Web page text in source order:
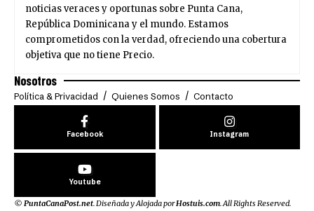
noticias veraces y oportunas sobre Punta Cana,
República Dominicana y el mundo. Estamos
comprometidos con la verdad, ofreciendo una cobertura
objetiva que no tiene Precio.
Nosotros
Política & Privacidad Quienes Somos Contacto
Facebook Instagram
Youtube
© PuntaCanaPost.net. Diseñada y Alojada porHostuis.com. All Rights Reserved.